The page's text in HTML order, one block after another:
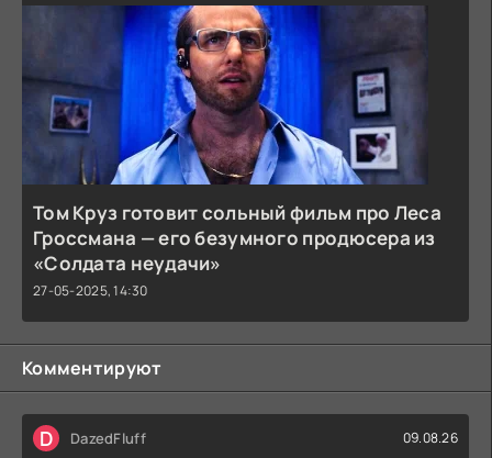
Том Круз готовит сольный фильм про Леса
Гроссмана — его безумного продюсера из
«Солдата неудачи»
27-05-2025, 14:30
Комментируют
D DazedFluff 09.08.26